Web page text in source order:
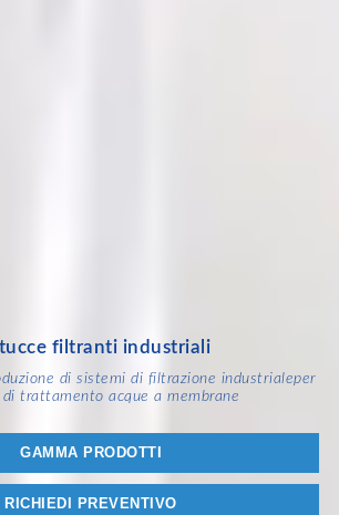
filtranti industriali
di sistemi di filtrazione industrialeper
trattamento acque a membrane
GAMMA PRODOTTI
RICHIEDI PREVENTIVO